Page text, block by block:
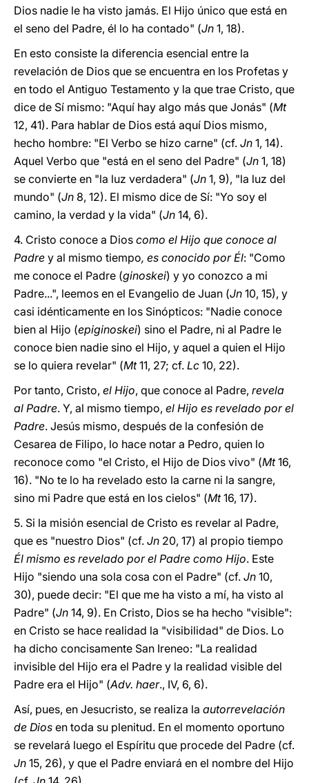
Dios nadie le ha visto jamás. El Hijo único que está en
el seno del Padre, él lo ha contado" (Jn 1, 18).
En esto consiste la diferencia esencial entre la
revelación de Dios que se encuentra en los Profetas y
en todo el Antiguo Testamento y la que trae Cristo, que
dice de Sí mismo: "Aquí hay algo más que Jonás" (Mt
12, 41). Para hablar de Dios está aquí Dios mismo,
hecho hombre: "El Verbo se hizo carne" (cf. Jn 1, 14).
Aquel Verbo que "está en el seno del Padre" (Jn 1, 18)
se convierte en "la luz verdadera" (Jn 1, 9), "la luz del
mundo" (Jn 8, 12). El mismo dice de Sí: "Yo soy el
camino, la verdad y la vida" (Jn 14, 6).
4. Cristo conoce a Dios como el Hijo que conoce al
Padre y al mismo tiempo, es conocido por Él: "Como
me conoce el Padre (ginoskei) y yo conozco a mi
Padre...", leemos en el Evangelio de Juan (Jn 10, 15), y
casi idénticamente en los Sinópticos: "Nadie conoce
bien al Hijo (epiginoskei) sino el Padre, ni al Padre le
conoce bien nadie sino el Hijo, y aquel a quien el Hijo
se lo quiera revelar" (Mt11, 27; cf. Lc 10, 22).
Por tanto, Cristo, el Hijo, que conoce al Padre, revela
al Padre. Y, al mismo tiempo, el Hijo es revelado por el
Padre. Jesús mismo, después de la confesión de
Cesarea de Filipo, lo hace notar a Pedro, quien lo
reconoce como "el Cristo, el Hijo de Dios vivo" (Mt16,
16). "No te lo ha revelado esto la carne ni la sangre,
sino mi Padre que está en los cielos" (Mt16, 17).
5. Si la misión esencial de Cristo es revelar al Padre,
que es "nuestro Dios" (cf. Jn 20, 17) al propio tiempo
Él mismo es revelado por el Padre como Hijo. Este
Hijo "siendo una sola cosa con el Padre" (cf. Jn 10,
30), puede decir: "El que me ha visto a mí, ha visto al
Padre" (Jn 14, 9). En Cristo, Dios se ha hecho "visible":
en Cristo se hace realidad la "visibilidad" de Dios. Lo
ha dicho concisamente San Ireneo: "La realidad
invisible del Hijo era el Padre y la realidad visible del
Padre era el Hijo" (Adv. haer., IV, 6, 6).
Así, pues, en Jesucristo, se realiza la autorrevelación
de Dios en toda su plenitud. En el momento oportuno
se revelará luego el Espíritu que procede del Padre (cf.
Jn 15, 26), y que el Padre enviará en el nombre del Hijo